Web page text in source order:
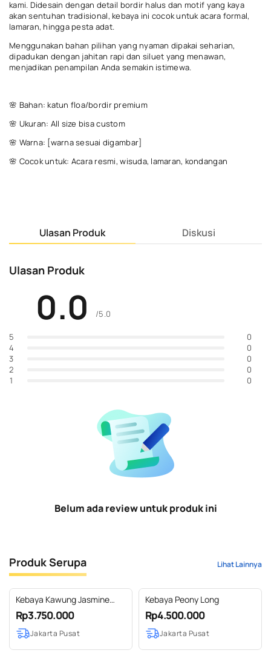
kami. Didesain dengan detail bordir halus dan motif yang kaya
akan sentuhan tradisional, kebaya ini cocok untuk acara formal,
lamaran, hingga pesta adat.
Menggunakan bahan pilihan yang nyaman dipakai seharian,
dipadukan dengan jahitan rapi dan siluet yang menawan,
menjadikan penampilan Anda semakin istimewa.
🌸 Bahan: katun floa/bordir premium
🌸 Ukuran: All size bisa custom
🌸 Warna: [warna sesuai digambar]
🌸 Cocok untuk: Acara resmi, wisuda, lamaran, kondangan
Ulasan Produk Diskusi
Ulasan Produk
0.0 /5.0
5
0
4
0
3
0
2
0
1
0
Belum ada review untuk produk ini
Produk Serupa Lihat Lainnya
Kebaya Kawung Jasmine
White
Rp3.750.000
Jakarta Pusat
Kebaya Peony Long
Rp4.500.000
Jakarta Pusat